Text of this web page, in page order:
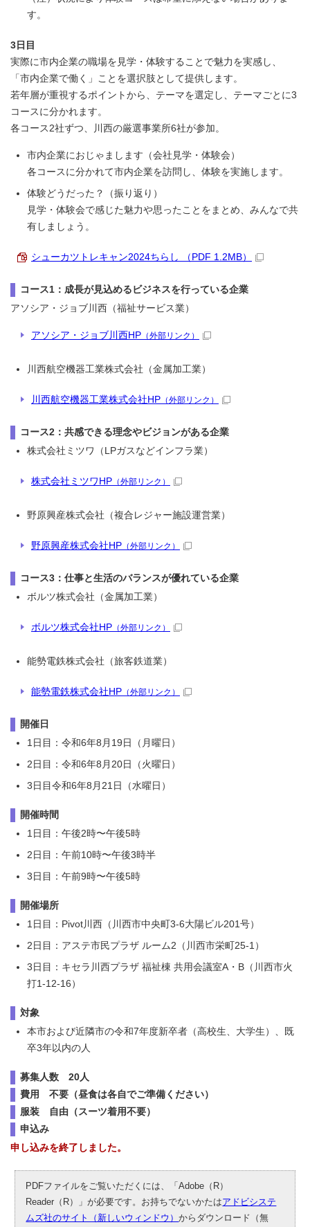
す。
3日目
実際に市内企業の職場を見学・体験することで魅力を実感し、
「市内企業で働く」ことを選択肢として提供します。
若年層が重視するポイントから、テーマを選定し、テーマごとに3
コースに分かれます。
各コース2社ずつ、川西の厳選事業所6社が参加。
市内企業におじゃまします（会社見学・体験会）
各コースに分かれて市内企業を訪問し、体験を実施します。
体験どうだった？（振り返り）
見学・体験会で感じた魅力や思ったことをまとめ、みんなで共
有しましょう。
シューカツトレキャン2024ちらし （PDF 1.2MB）
コース1：成長が見込めるビジネスを行っている企業
アソシア・ジョブ川西（福祉サービス業）
アソシア・ジョブ川西HP （外部リンク）
川西航空機器工業株式会社（金属加工業）
川西航空機器工業株式会社HP （外部リンク）
コース2：共感できる理念やビジョンがある企業
株式会社ミツワ（LPガスなどインフラ業）
株式会社ミツワHP （外部リンク）
野原興産株式会社（複合レジャー施設運営業）
野原興産株式会社HP （外部リンク）
コース3：仕事と生活のバランスが優れている企業
ボルツ株式会社（金属加工業）
ボルツ株式会社HP （外部リンク）
能勢電鉄株式会社（旅客鉄道業）
能勢電鉄株式会社HP （外部リンク）
開催日
1日目：令和6年8月19日（月曜日）
2日目：令和6年8月20日（火曜日）
3日目令和6年8月21日（水曜日）
開催時間
1日目：午後2時〜午後5時
2日目：午前10時〜午後3時半
3日目：午前9時〜午後5時
開催場所
1日目：Pivot川西（川西市中央町3-6大陽ビル201号）
2日目：アステ市民プラザ ルーム2（川西市栄町25-1）
3日目：キセラ川西プラザ 福祉棟 共用会議室A・B（川西市火
打1-12-16）
対象
本市および近隣市の令和7年度新卒者（高校生、大学生）、既
卒3年以内の人
募集人数 20人
費用 不要（昼食は各自でご準備ください）
服装 自由（スーツ着用不要）
申込み
申し込みを終了しました。
PDFファイルをご覧いただくには、「Adobe（R）
Reader（R）」が必要です。お持ちでないかたはアドビシステ
ムズ社のサイト（新しいウィンドウ）からダウンロード（無